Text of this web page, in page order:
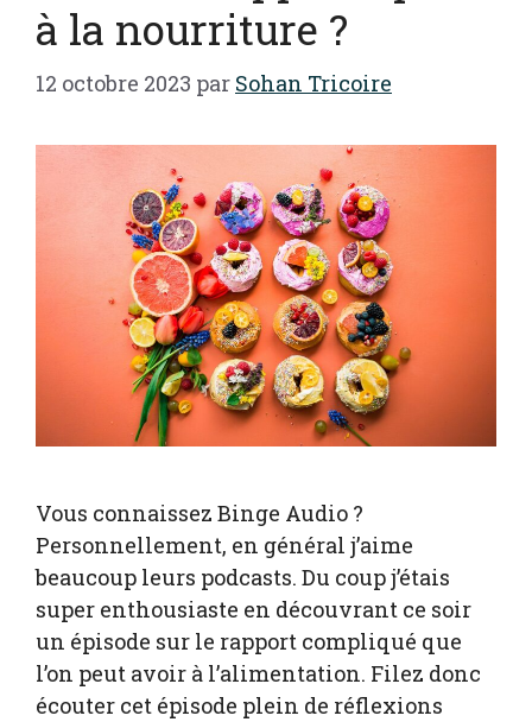
à la nourriture ?
12 octobre 2023 par Sohan Tricoire
Vous connaissez Binge Audio ?
Personnellement, en général j’aime
beaucoup leurs podcasts. Du coup j’étais
super enthousiaste en découvrant ce soir
un épisode sur le rapport compliqué que
l’on peut avoir à l’alimentation. Filez donc
écouter cet épisode plein de réflexions